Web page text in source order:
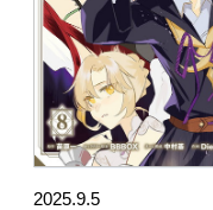
2025.9.5